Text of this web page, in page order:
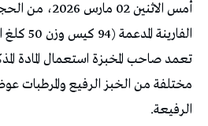
تعمد صاحب المخبزة استعمال المادة
مختلفة من الخبز الرفيع والمرطبات
الرفيعة.